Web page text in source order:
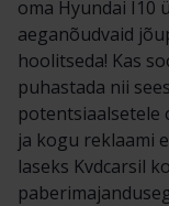
oma Hyundai I10
aeganõudvaid
hoolitseda! Kas
puhastada nii
potentsiaalsetele
ja kogu reklaami
laseks Kvdcarsil